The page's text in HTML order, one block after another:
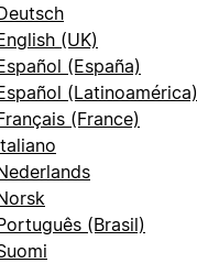
(UK)
(España)
(Latinoamérica)
(France)
(Brasil)